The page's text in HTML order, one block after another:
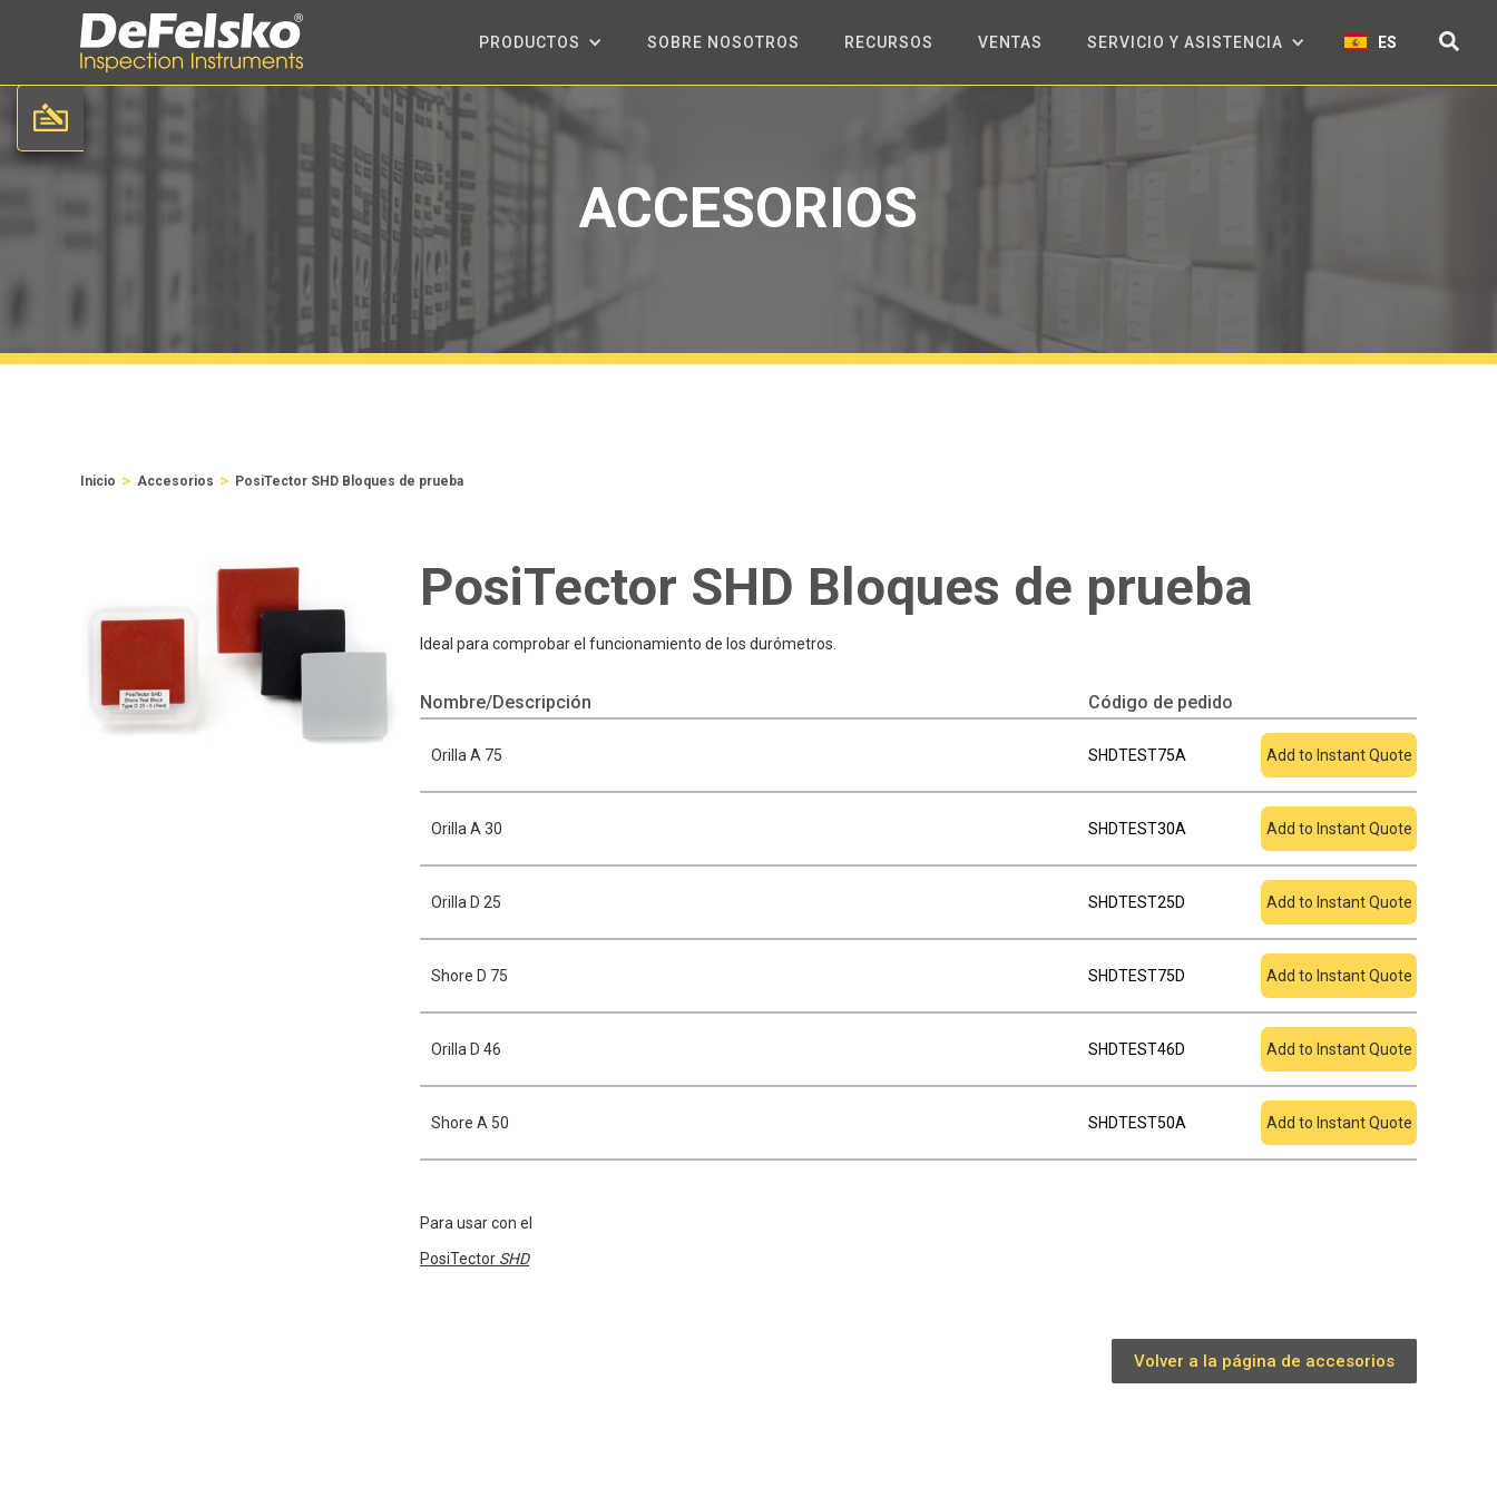
PRODUCTOS SOBRE NOSOTROS RECURSOS VENTAS SERVICIO Y ASISTENCIA ES
ACCESORIOS
Inicio > Accesorios > PosiTector SHD Bloques de prueba
PosiTector SHD Bloques de prueba
Ideal para comprobar el funcionamiento de los durómetros.
Nombre/Descripción Código de pedido
Orilla A 75 SHDTEST75A Add to Instant Quote
Orilla A 30 SHDTEST30A Add to Instant Quote
Orilla D 25 SHDTEST25D Add to Instant Quote
Shore D 75 SHDTEST75D Add to Instant Quote
Orilla D 46 SHDTEST46D Add to Instant Quote
Shore A 50 SHDTEST50A Add to Instant Quote
Para usar con el
PosiTector SHD
Volver a la página de accesorios